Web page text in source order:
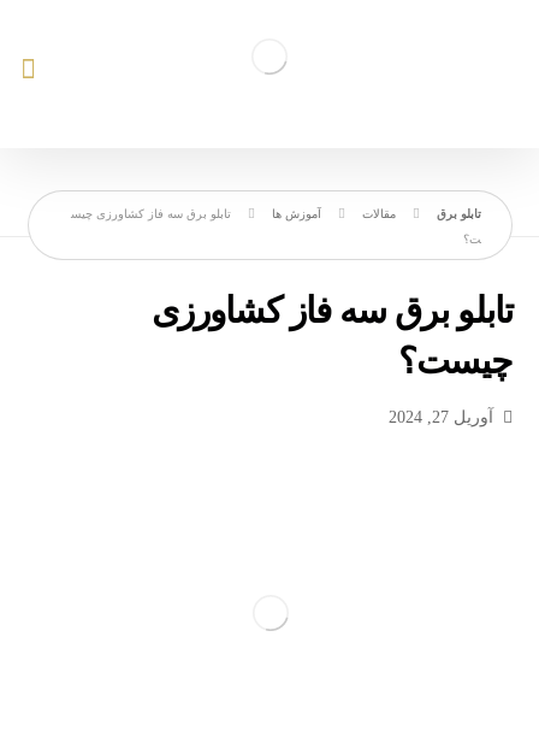
مقالات آموزش ها
تابلو برق سه فاز کشاورزی چیس
ت؟
تابلو برق سه فاز کشاورزی
چیست؟
آوریل 27, 2024